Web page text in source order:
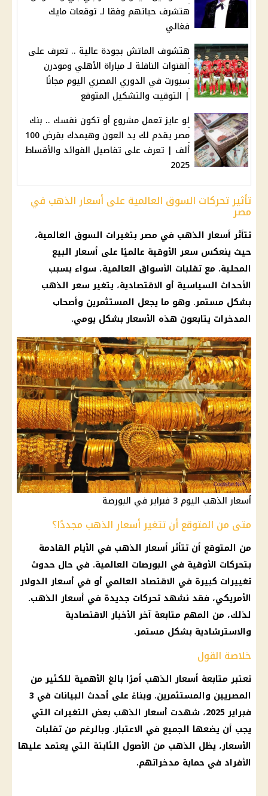
هتشرف حياتهم وفقا لـ توقعات مايك
فغالي
هتشوف الماتش بجودة عالية .. تعرف على
القنوات الناقلة لـ مباراة الأهلي ومودرن
سبورت في الدوري المصري اليوم مجانًا
| التوقيت والتشكيل المتوقع
لو عايز تعمل مشروع أو تكون نفسك .. بنك
مصر يقدم لك يد العون وهيمدك بقرض 100
ألف | تعرف على تفاصيل الفوائد والأقساط
2025
تأثير تحركات السوق العالمية على أسعار الذهب في
مصر
تتأثرأسعار الذهب في مصربتغيرات السوق العالمية،
حيث ينعكس سعر الأوقية عالميًا على أسعارالبيع
المحلية. مع تقلبات الأسواق العالمية، سواء بسبب
الأحداث السياسية أو الاقتصادية، يتغيرسعر الذهب
بشكل مستمر. وهو ما يجعل المستثمرين وأصحاب
المدخرات يتابعون هذه الأسعاربشكل يومي.
أسعار الذهب اليوم 3 فبراير في البورصة
متى من المتوقع أن تتغير أسعار الذهب مجددًا؟
من المتوقع أن تتأثرأسعار الذهب في الأيام القادمة
بتحركات الأوقية في البورصات العالمية. في حال حدوث
تغييرات كبيرة في الاقتصاد العالمي أو في أسعار الدولار
الأمريكي، فقد نشهد تحركات جديدة في أسعار الذهب.
لذلك، من المهم متابعة آخر الأخبار الاقتصادية
والاسترشادية بشكل مستمر.
خلاصة القول
تعتبر متابعة أسعار الذهب أمرًا بالغ الأهمية للكثير من
المصريين والمستثمرين. وبناءً على أحدث البيانات في 3
فبراير 2025
، شهدت أسعار الذهب بعض التغيرات التي
يجب أن يضعها الجميع في الاعتبار. وبالرغم من تقلبات
الأسعار، يظل الذهب من الأصول الثابتة التي يعتمد عليها
الأفراد في حماية مدخراتهم.